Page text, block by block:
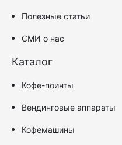
Полезные статьи
СМИ о нас
Каталог
Кофе-поинты
Вендинговые аппараты
Кофемашины